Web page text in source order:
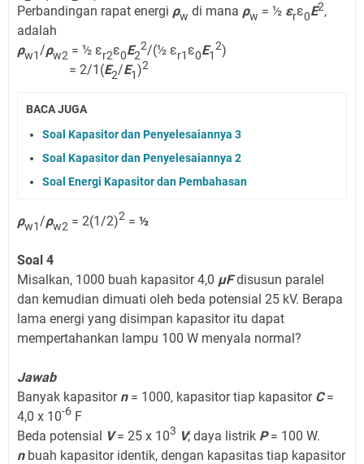
Perbandingan rapat energi ρw di mana ρw = ½ εrε0E2,
adalah
ρw1/ρw2 = ½ εr2ε0E2
2/(½ εr1ε0E1
2)
= 2/1(E2/E1)2
BACA JUGA
Soal Kapasitor dan Penyelesaiannya 3
Soal Kapasitor dan Penyelesaiannya 2
Soal Energi Kapasitor dan Pembahasan
ρw1 /ρw2 = 2(1/2)2 = ½
Soal 4
Misalkan, 1000 buah kapasitor 4,0 μFdisusun paralel
dan kemudian dimuati oleh beda potensial 25 kV. Berapa
lama energi yang disimpan kapasitor itu dapat
mempertahankan lampu 100 W menyala normal?
Jawab
Banyak kapasitor n= 1000, kapasitor tiap kapasitor C=
4,0 x 10-6 F
Beda potensial V= 25 x 103 V; daya listrik P= 100 W.
nbuah kapasitor identik, dengan kapasitas tiap kapasitor